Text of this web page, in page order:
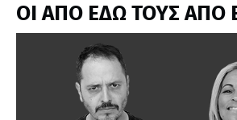
ΟΙ ΑΠΟ ΕΔΩ ΤΟΥΣ ΑΠΟ